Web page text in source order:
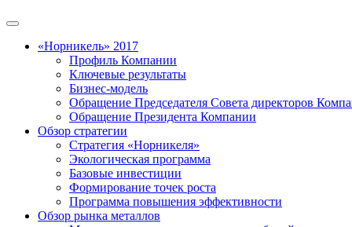
«Норникель» 2017
Профиль Компании
Ключевые результаты
Бизнес-модель
Обращение Председателя Совета директоров
Обращение Президента Компании
Обзор стратегии
Стратегия «Норникеля»
Экологическая программа
Базовые инвестиции
Формирование точек роста
Программа повышения эффективности
Обзор рынка металлов